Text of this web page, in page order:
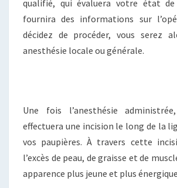
qualifié, qui évaluera votre état
fournira des informations sur
décidez de procéder, vous serez
anesthésie locale ou générale.
Une fois l’anesthésie
effectuera une incision le long de la
vos paupières. À travers cette
l’excès de peau, de graisse et de
apparence plus jeune et plus